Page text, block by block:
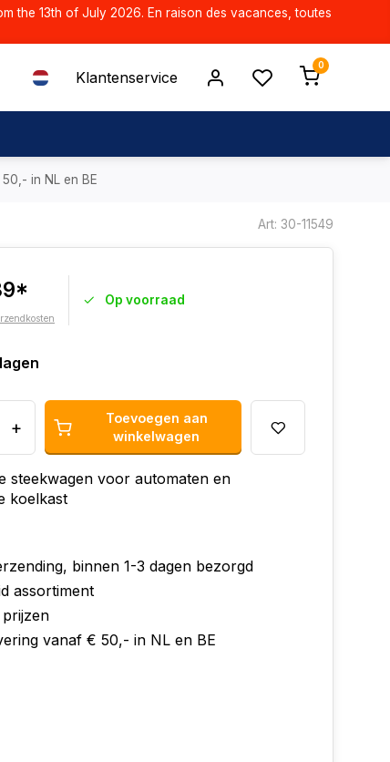
the 13th of July 2026. En raison des vacances, toutes
Klantenservice
0
in NL en BE
Art: 30-11549
Op voorraad
+
Toevoegen aan
winkelwagen
steekwagen voor automaten en
koelkast
binnen 1-3 dagen bezorgd
assortiment
vanaf € 50,- in NL en BE